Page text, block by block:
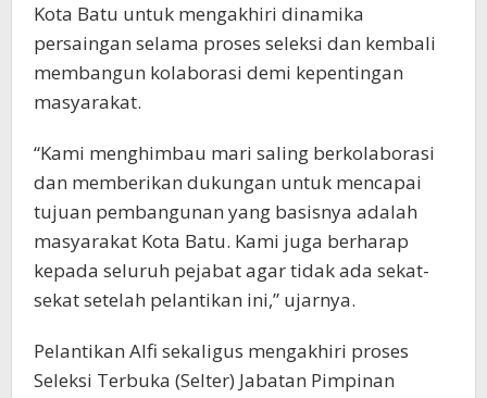
Kota Batu untuk mengakhiri dinamika
persaingan selama proses seleksi dan kembali
membangun kolaborasi demi kepentingan
masyarakat.
“Kami menghimbau mari saling berkolaborasi
dan memberikan dukungan untuk mencapai
tujuan pembangunan yang basisnya adalah
masyarakat Kota Batu. Kami juga berharap
kepada seluruh pejabat agar tidak ada sekat-
sekat setelah pelantikan ini,” ujarnya.
Pelantikan Alfi sekaligus mengakhiri proses
Seleksi Terbuka (Selter) Jabatan Pimpinan